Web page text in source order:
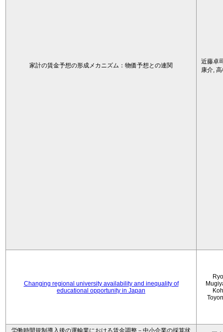
家計の賃金予想の形成メカニズム：物価予想との連関
近藤卓
康介,
Changing regional university availability and inequality of
educational opportunity in Japan
労働時間規制導入後の運輸業における賃金調整－中小企業の採算状